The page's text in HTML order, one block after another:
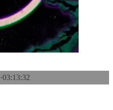
·03:13:32